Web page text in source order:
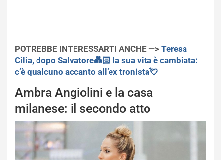
POTREBBE INTERESSARTI ANCHE —> Teresa
Cilia, dopo Salvatore💑🏻 la sua vita è cambiata:
c’è qualcuno accanto all’ex tronista💘
Ambra Angiolini e la casa
milanese: il secondo atto